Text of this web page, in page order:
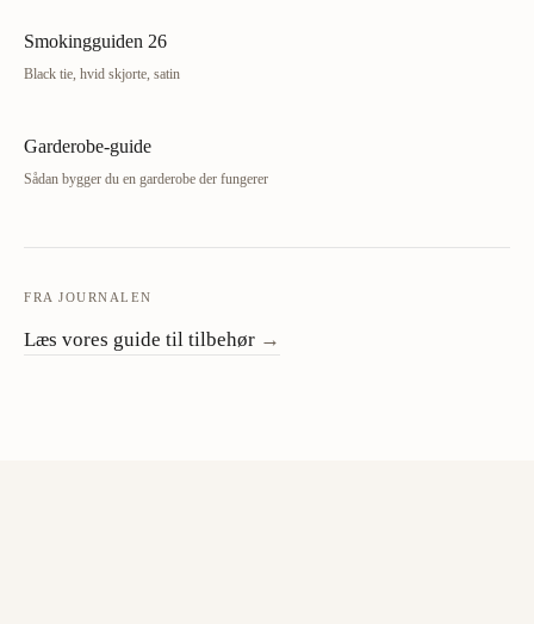
Smokingguiden 26
Black tie, hvid skjorte, satin
Garderobe-guide
Sådan bygger du en garderobe der fungerer
FRA JOURNALEN
Læs vores guide til tilbehør →